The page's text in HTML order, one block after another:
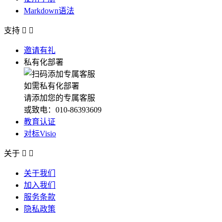
Markdown语法
支持  
邀请有礼
私有化部署
如需私有化部署
请添加您的专属客服
或致电：010-86393609
教育认证
对标Visio
关于  
关于我们
加入我们
服务条款
隐私政策